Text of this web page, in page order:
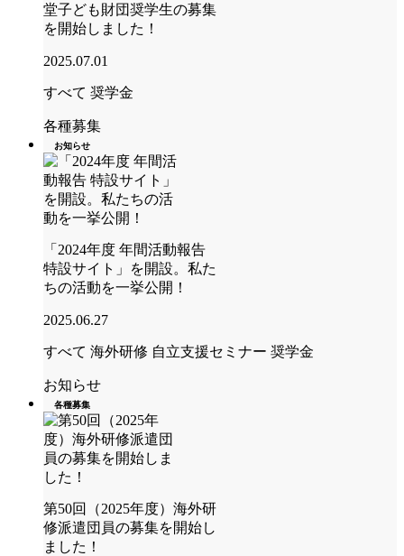
堂子ども財団奨学生の募集
を開始しました！
2025.07.01
すべて 奨学金
各種募集
お知らせ
「2024年度 年間活動報告
特設サイト」を開設。私た
ちの活動を一挙公開！
2025.06.27
すべて 海外研修 自立支援セミナー 奨学金
お知らせ
各種募集
第50回（2025年度）海外研
修派遣団員の募集を開始し
ました！